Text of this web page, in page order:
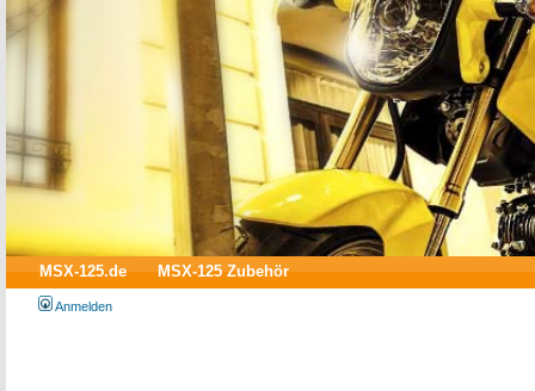
MSX-125.de MSX-125 Zubehör
Anmelden